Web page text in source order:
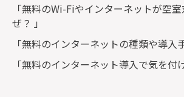
「無料のWi-Fiやインターネットが空
ぜ？ 」
「無料のインターネットの種類や導入
「無料のインターネット導入で気を付